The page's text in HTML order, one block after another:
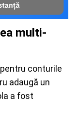
multi-
conturile
adaugă un
a fost